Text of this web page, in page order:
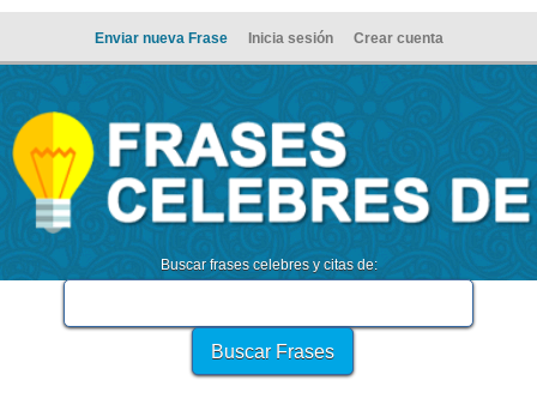
Enviar nueva Frase Inicia sesión Crear cuenta
Buscar frases celebres y citas de: